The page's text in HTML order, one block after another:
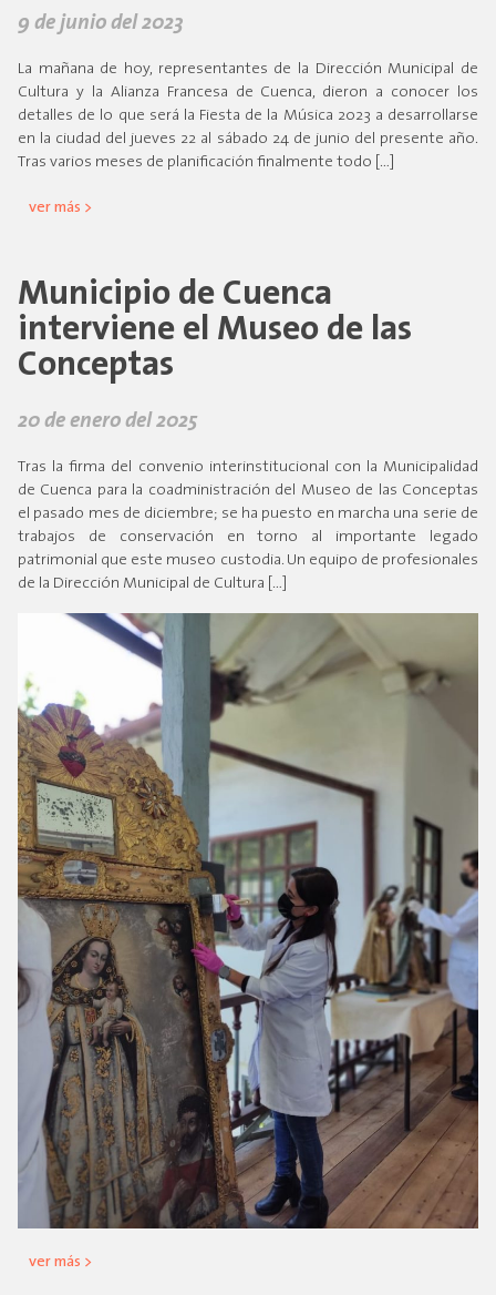
9 de junio del 2023
La mañana de hoy, representantes de la Dirección Municipal de
Cultura y la Alianza Francesa de Cuenca, dieron a conocer los
detalles de lo que será la Fiesta de la Música 2023 a desarrollarse
en la ciudad del jueves 22 al sábado 24 de junio del presente año.
Tras varios meses de planificación finalmente todo […]
ver más >
Municipio de Cuenca
interviene el Museo de las
Conceptas
20 de enero del 2025
Tras la firma del convenio interinstitucional con la Municipalidad
de Cuenca para la coadministración del Museo de las Conceptas
el pasado mes de diciembre; se ha puesto en marcha una serie de
trabajos de conservación en torno al importante legado
patrimonial que este museo custodia. Un equipo de profesionales
de la Dirección Municipal de Cultura […]
ver más >